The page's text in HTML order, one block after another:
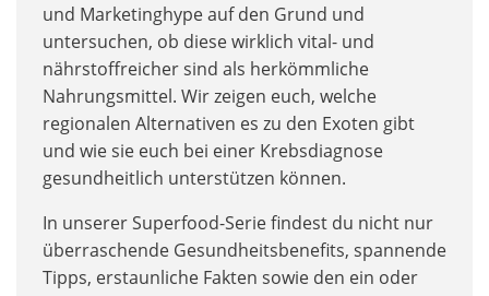
und Marketinghype auf den Grund und
untersuchen, ob diese wirklich vital- und
nährstoffreicher sind als herkömmliche
Nahrungsmittel. Wir zeigen euch, welche
regionalen Alternativen es zu den Exoten gibt
und wie sie euch bei einer Krebsdiagnose
gesundheitlich unterstützen können.
In unserer Superfood-Serie findest du nicht nur
überraschende Gesundheitsbenefits, spannende
Tipps, erstaunliche Fakten sowie den ein oder